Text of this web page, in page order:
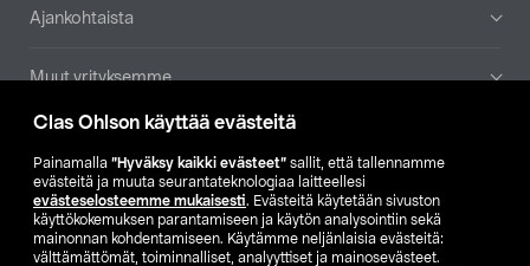
Clas Ohlson käyttää evästeitä
Painamalla ”Hyväksy kaikki evästeet” sallit, että tallennamme
evästeitä ja muuta seurantateknologiaa laitteellesi
evästeselosteemme mukaisesti. Evästeitä käytetään sivuston
käyttökokemuksen parantamiseen ja käytön analysointiin sekä
mainonnan kohdentamiseen. Käytämme neljänlaisia evästeitä:
välttämättömät, toiminnalliset, analyyttiset ja mainosevästeet.
Ajankohtaista
Muut yrityksemme
Etsi myymälä
SE NO FI
FI SV